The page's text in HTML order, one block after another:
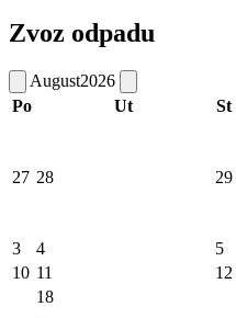
Zvoz odpadu
August2026
Po
Ut St
27 28 29
3 4 5
10 11 12
18